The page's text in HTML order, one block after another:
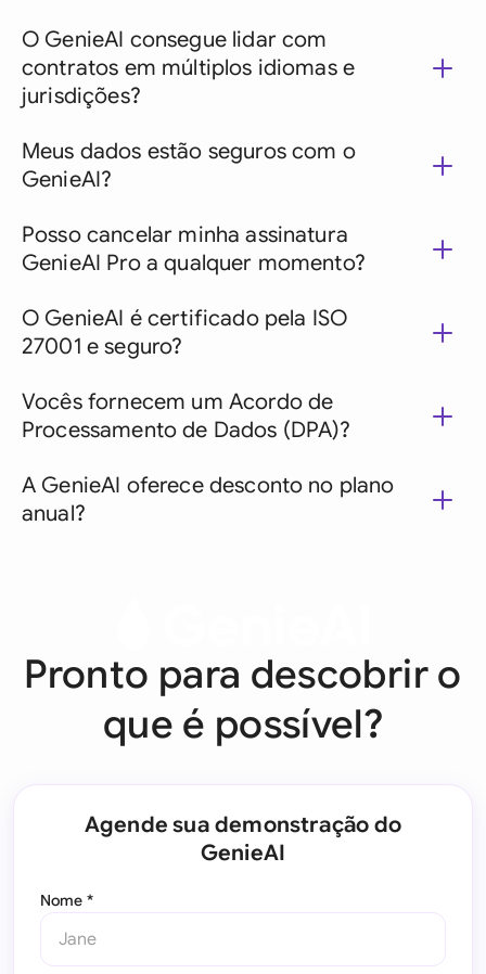
O GenieAI consegue lidar com
contratos em múltiplos idiomas e
jurisdições?
Meus dados estão seguros com o
GenieAI?
Posso cancelar minha assinatura
GenieAI Pro a qualquer momento?
O GenieAI é certificado pela ISO
27001 e seguro?
Vocês fornecem um Acordo de
Processamento de Dados (DPA)?
A GenieAI oferece desconto no plano
anual?
Pronto para descobrir o
que é possível?
Agende sua demonstração do
GenieAI
Nome *